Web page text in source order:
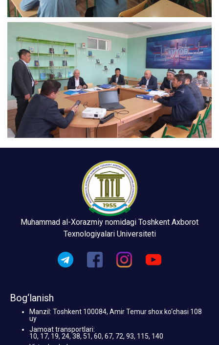
Muhammad al-Xorazmiy nomidagi Toshkent Axborot
Texnologiyalari Universiteti
Bog‘lanish
Manzil: Toshkent 100084, Amir Temur shox ko‘chasi 108
uy
Jamoat transportlari:
10, 17, 19, 24, 38, 51, 60, 67, 72, 93, 115, 140